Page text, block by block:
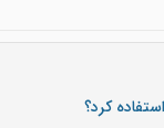
کرد؟